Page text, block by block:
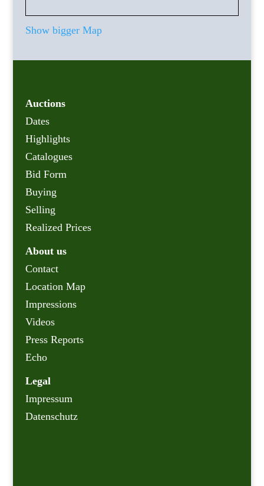
Show bigger Map
Auctions
Dates
Highlights
Catalogues
Bid Form
Buying
Selling
Realized Prices
About us
Contact
Location Map
Impressions
Videos
Press Reports
Echo
Legal
Impressum
Datenschutz